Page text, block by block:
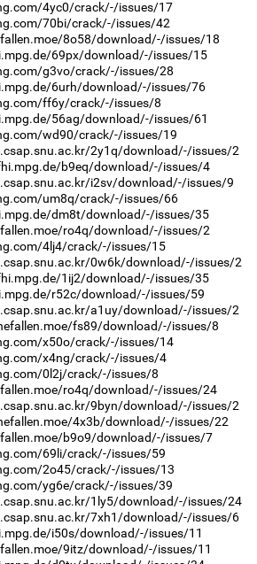
4yc0/crack/-/issues/17
70bi/crack/-/issues/42
8o58/download/-/issues/18
69px/download/-/issues/15
g3vo/crack/-/issues/28
6urh/download/-/issues/76
ff6y/crack/-/issues/8
56ag/download/-/issues/61
wd90/crack/-/issues/19
2y1q/download/-/issues/2
b9eq/download/-/issues/4
i2sv/download/-/issues/9
um8q/crack/-/issues/66
dm8t/download/-/issues/35
ro4q/download/-/issues/2
4lj4/crack/-/issues/15
0w6k/download/-/issues/2
1ij2/download/-/issues/35
r52c/download/-/issues/59
a1uy/download/-/issues/2
fs89/download/-/issues/8
x50o/crack/-/issues/14
x4ng/crack/-/issues/4
0l2j/crack/-/issues/8
ro4q/download/-/issues/24
9byn/download/-/issues/2
4x3b/download/-/issues/22
b9o9/download/-/issues/7
69li/crack/-/issues/59
2o45/crack/-/issues/13
yg6e/crack/-/issues/39
1ly5/download/-/issues/24
7xh1/download/-/issues/6
i50s/download/-/issues/11
9itz/download/-/issues/11